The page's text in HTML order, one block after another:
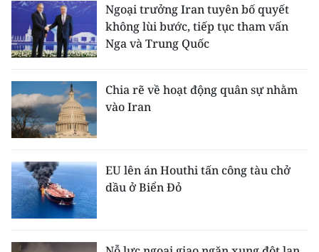
Ngoại trưởng Iran tuyên bố quyết
không lùi bước, tiếp tục tham vấn
Nga và Trung Quốc
Chia rẽ về hoạt động quân sự nhằm
vào Iran
EU lên án Houthi tấn công tàu chở
dầu ở Biển Đỏ